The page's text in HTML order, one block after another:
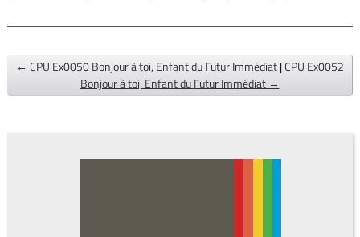
← CPU Ex0050 Bonjour à toi, Enfant du Futur Immédiat |CPU Ex0052
Bonjour à toi, Enfant du Futur Immédiat →